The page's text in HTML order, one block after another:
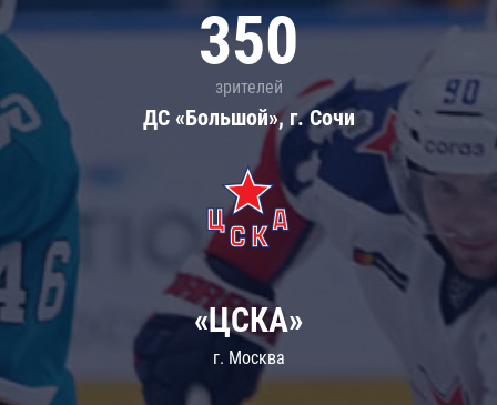
350
зрителей
ДС «Большой», г. Сочи
«ЦСКА»
г. Москва